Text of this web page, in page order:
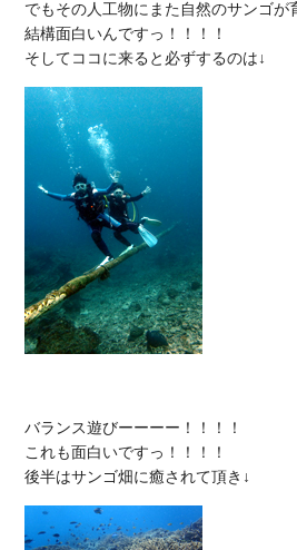
でもその人工物にまた自然のサンゴが
結構面白いんですっ！！！！
バランス遊びーーーー！！！！
これも面白いですっ！！！！